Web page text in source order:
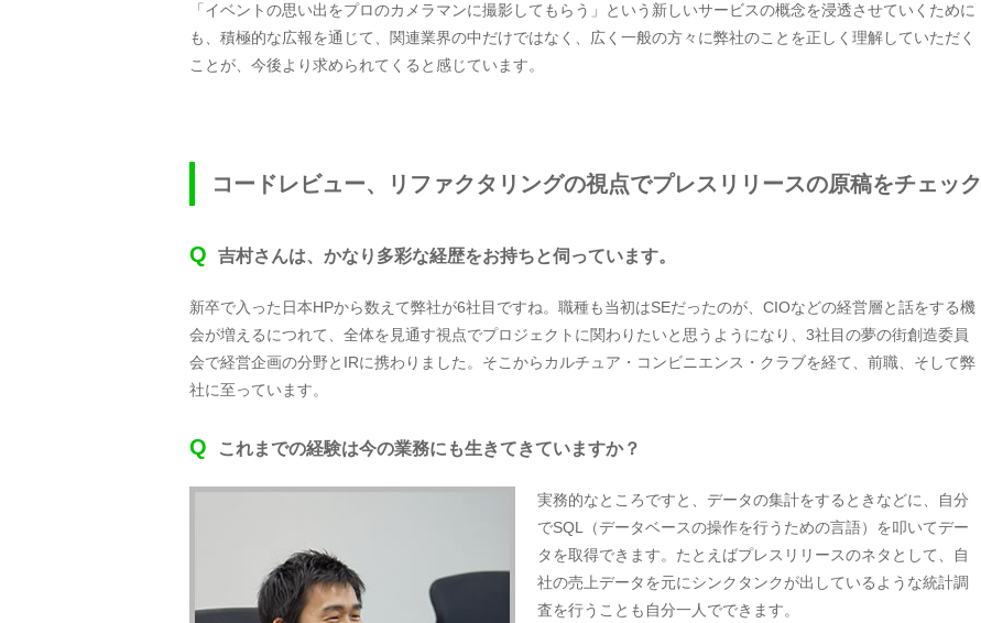
「イベントの思い出をプロのカメラマンに撮影してもらう」という新しいサービスの概念を浸透させていくために
も、積極的な広報を通じて、関連業界の中だけではなく、広く一般の方々に弊社のことを正しく理解していただく
ことが、今後より求められてくると感じています。
コードレビュー、リファクタリングの視点でプレスリリースの原稿をチェック
Q 吉村さんは、かなり多彩な経歴をお持ちと伺っています。
新卒で入った日本HPから数えて弊社が6社目ですね。職種も当初はSEだったのが、CIOなどの経営層と話をする機
会が増えるにつれて、全体を見通す視点でプロジェクトに関わりたいと思うようになり、3社目の夢の街創造委員
会で経営企画の分野とIRに携わりました。そこからカルチュア・コンビニエンス・クラブを経て、前職、そして弊
社に至っています。
Q これまでの経験は今の業務にも生きてきていますか？
実務的なところですと、データの集計をするときなどに、自分
でSQL（データベースの操作を行うための言語）を叩いてデー
タを取得できます。たとえばプレスリリースのネタとして、自
社の売上データを元にシンクタンクが出しているような統計調
査を行うことも自分一人でできます。